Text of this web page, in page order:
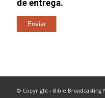
de entrega.
© Copyright - Bible Broadcasting